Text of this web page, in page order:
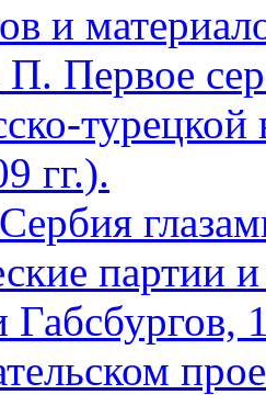
и
Первое
гг.).
партии
Габсбургов,